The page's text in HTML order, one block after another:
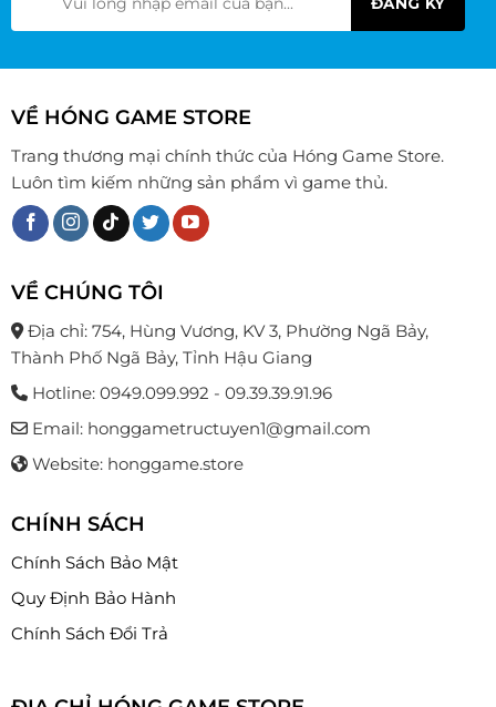
VỀ HÓNG GAME STORE
Trang thương mại chính thức của Hóng Game Store.
Luôn tìm kiếm những sản phẩm vì game thủ.
VỀ CHÚNG TÔI
Địa chỉ: 754, Hùng Vương, KV 3, Phường Ngã Bảy,
Thành Phố Ngã Bảy, Tỉnh Hậu Giang
Hotline: 0949.099.992 - 09.39.39.91.96
Email: honggametructuyen1@gmail.com
Website: honggame.store
CHÍNH SÁCH
Chính Sách Bảo Mật
Quy Định Bảo Hành
Chính Sách Đổi Trả